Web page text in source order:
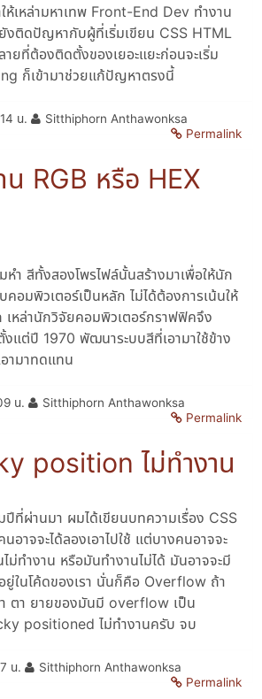
ห้เหล่ามหาเทพ Front-End Dev ทำงาน
งติดปัญหากับผู้ที่เริ่มเขียน CSS HTML
ายที่ต้องติดตั้งของเยอะแยะก่อนจะเริ่ม
ก็เข้ามาช่วยแก้ปัญหาตรงนี้
น.
Sitthiphorn Anthawonksa
Permalink
น RGB หรือ HEX
หำ สีทั้งสองโพรไฟล์นั้นสร้างมาเพื่อให้นัก
คอมพิวเตอร์เป็นหลัก ไม่ได้ต้องการเน้นให้
เหล่านักวิจัยคอมพิวเตอร์กราฟฟิคจึง
แต่ปี 1970 พัฒนาระบบสีที่เอามาใช้ข้าง
อามาทดแทน
น.
Sitthiphorn Anthawonksa
Permalink
position ไม่ทำงาน
ปีที่ผ่านมา ผมได้เขียนบทความเรื่อง CSS
อาจจะได้ลองเอาไปใช้ แต่บางคนอาจจะ
ไม่ทำงาน หรือมันทำงานไม่ได้ มันอาจจะมี
ยู่ในโค้ดของเรา นั่นก็คือ Overflow ถ้า
ตา ยายของมันมี overflow เป็น
positioned ไม่ทำงานครับ จบ
น.
Sitthiphorn Anthawonksa
Permalink